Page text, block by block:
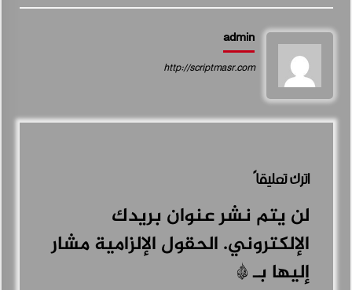
admin
http://scriptmasr.com
اترك تعليقاً
لن يتم نشر عنوان بريدك
الإلكتروني. الحقول الإلزامية مشار
إليها بـ*